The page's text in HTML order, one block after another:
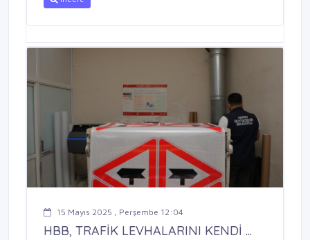
15 Mayıs 2025 , Perşembe 12:04
HBB, TRAFİK LEVHALARINI KENDİ ...